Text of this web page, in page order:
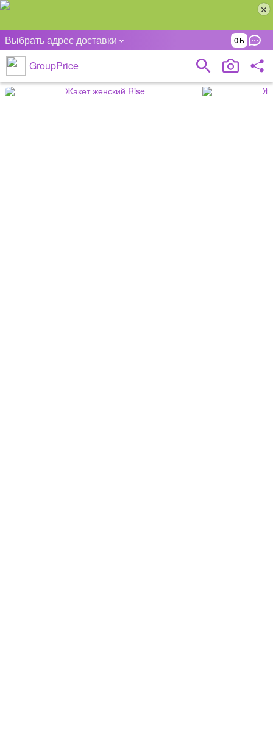
Выбрать адрес доставки 0
GroupPrice